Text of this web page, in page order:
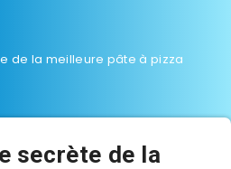
de la meilleure pâte à pizza
secrète de la